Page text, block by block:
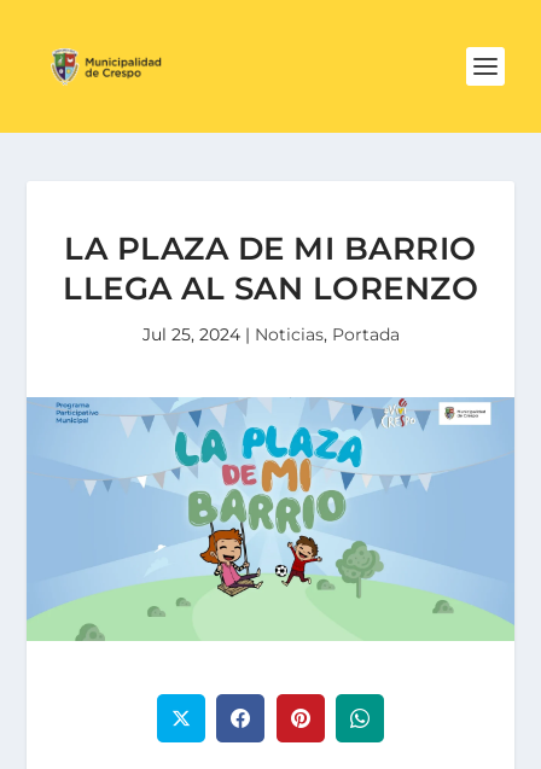
LA PLAZA DE MI BARRIO
LLEGA AL SAN LORENZO
Jul 25, 2024| Noticias, Portada